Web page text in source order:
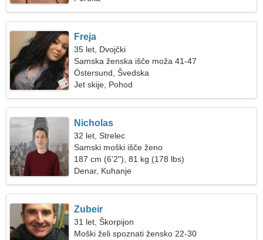
Freja
35 let, Dvojčki
Samska ženska išče moža 41-47
Östersund, Švedska
Jet skije, Pohod
Nicholas
32 let, Strelec
Samski moški išče ženo
187 cm (6'2"), 81 kg (178 lbs)
Denar, Kuhanje
Zubeir
31 let, Škorpijon
Moški želi spoznati žensko 22-30